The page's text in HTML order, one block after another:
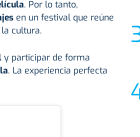
. Por lo tanto,
en un festival que reúne
cultura.
y participar de forma
. La experiencia perfecta